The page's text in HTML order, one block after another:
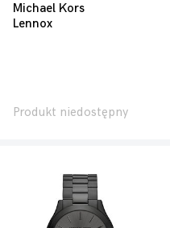
Michael Kors
Lennox
Produkt niedostępny